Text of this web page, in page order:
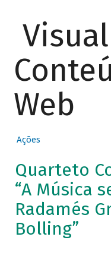
Web
Ações
Quarteto
“A Música
Radamés
Bolling”